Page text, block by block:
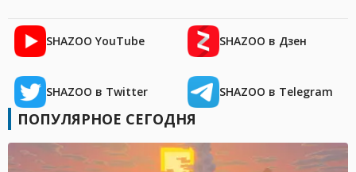
SHAZOO YouTube SHAZOO в Дзен
SHAZOO в Twitter SHAZOO в Telegram
ПОПУЛЯРНОЕ СЕГОДНЯ